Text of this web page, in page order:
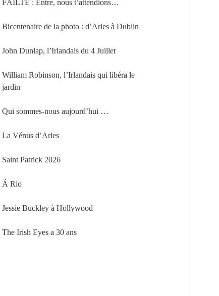
FÁILTE : Entre, nous t’attendions…
Bicentenaire de la photo : d’Arles à Dublin
John Dunlap, l’Irlandais du 4 Juillet
William Robinson, l’Irlandais qui libéra le
jardin
Qui sommes-nous aujourd’hui …
La Vénus d’Arles
Saint Patrick 2026
Á Rio
Jessie Buckley à Hollywood
The Irish Eyes a 30 ans